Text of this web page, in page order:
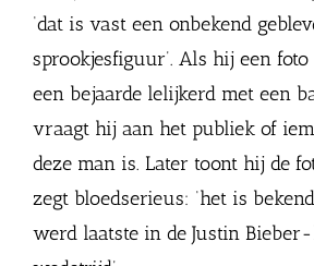
‘dat is vast een onbekend
sprookjesfiguur’. Als hij een
een bejaarde lelijkerd met een
vraagt hij aan het publiek of
deze man is. Later toont hij de
zegt bloedserieus: ‘het is
werd laatste in de Justin